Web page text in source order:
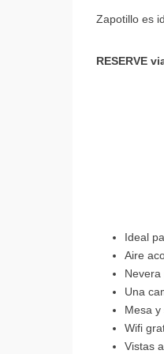
Zapotillo es
RESERVE
Ideal
Aire
Una
Mesa y
Wifi
Vistas